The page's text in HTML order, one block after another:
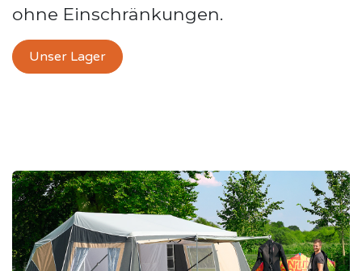
ohne Einschränkungen.
Unser Lager